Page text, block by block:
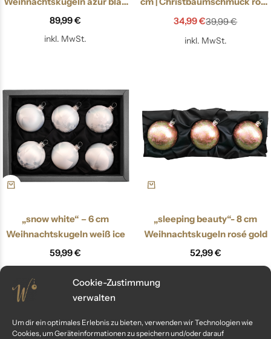
Cookie-Zustimmung
verwalten
Um dir ein optimales Erlebnis zu bieten, verwenden wir Technologien wie
Cookies, um Geräteinformationen zu speichern und/oder darauf
gold
89,99€
inkl. MwSt.
matt39,99€
34,99€
inkl. MwSt.
„snow white“ – 6 cm
Weihnachtskugeln weiß ice
59,99€
„sleeping beauty“- 8 cm
Weihnachtskugeln rosé gold
52,99€